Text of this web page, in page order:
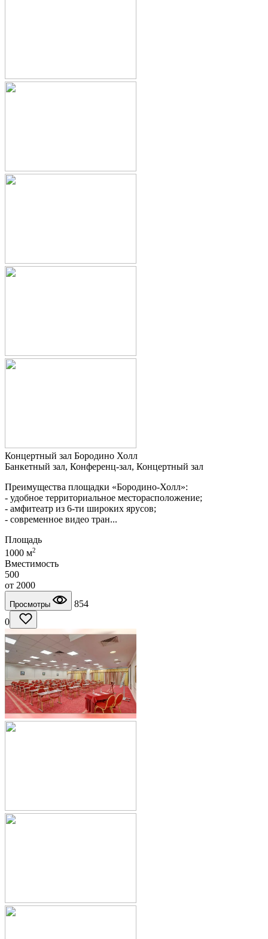
Концертный зал Бородино Холл
Банкетный зал, Конференц-зал, Концертный зал
Преимущества площадки «Бородино-Холл»:
- удобное территориальное месторасположение;
- амфитеатр из 6-ти широких ярусов;
- современное видео тран...
Площадь
1000 м2
Вместимость
500
от 2000
Просмотры
854
0